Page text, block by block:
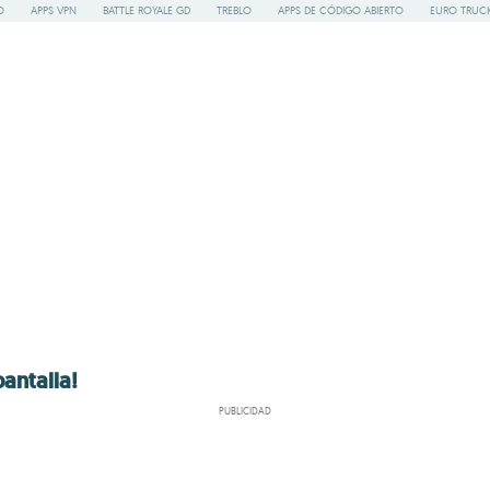
APPS VPN BATTLE ROYALE GD TREBLO APPS DE CÓDIGO ABIERTO EURO
PUBLICIDAD